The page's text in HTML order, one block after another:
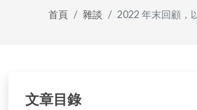
首頁 雜談 2022 年末回顧，
文章目錄